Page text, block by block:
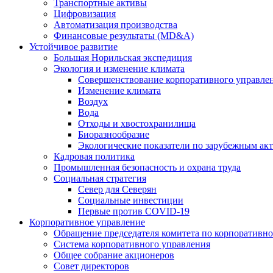
Транспортные активы
Цифровизация
Автоматизация производства
Финансовые результаты (MD&A)
Устойчивое развитие
Большая Норильская экспедиция
Экология и изменение климата
Совершенствование корпоративного
Изменение климата
Воздух
Вода
Отходы и хвостохранилища
Биоразнообразие
Экологические показатели по зарубежным
Кадровая политика
Промышленная безопасность и охрана труда
Социальная стратегия
Север для Северян
Социальные инвестиции
Первые против COVID‑19
Корпоративное управление
Обращение председателя комитета по
Система корпоративного управления
Общее собрание акционеров
Совет директоров